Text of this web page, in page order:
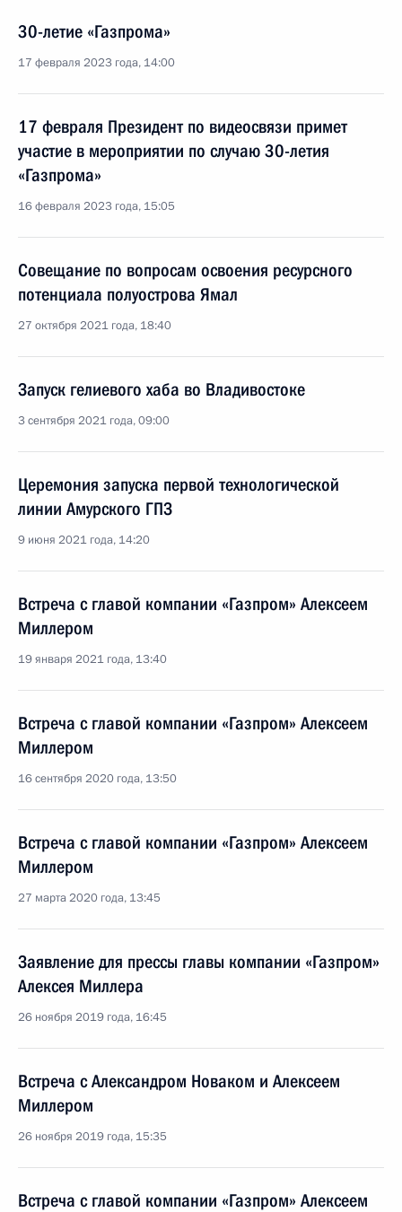
30-летие «Газпрома»
17 февраля 2023 года, 14:00
17 февраля Президент по видеосвязи примет
участие в мероприятии по случаю 30-летия
«Газпрома»
16 февраля 2023 года, 15:05
Совещание по вопросам освоения ресурсного
потенциала полуострова Ямал
27 октября 2021 года, 18:40
Запуск гелиевого хаба во Владивостоке
3 сентября 2021 года, 09:00
Церемония запуска первой технологической
линии Амурского ГПЗ
9 июня 2021 года, 14:20
Встреча с главой компании «Газпром» Алексеем
Миллером
19 января 2021 года, 13:40
Встреча с главой компании «Газпром» Алексеем
Миллером
16 сентября 2020 года, 13:50
Встреча с главой компании «Газпром» Алексеем
Миллером
27 марта 2020 года, 13:45
Заявление для прессы главы компании «Газпром»
Алексея Миллера
26 ноября 2019 года, 16:45
Встреча с Александром Новаком и Алексеем
Миллером
26 ноября 2019 года, 15:35
Встреча с главой компании «Газпром» Алексеем